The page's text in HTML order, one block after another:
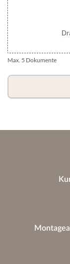
Max. 5 Dokumente